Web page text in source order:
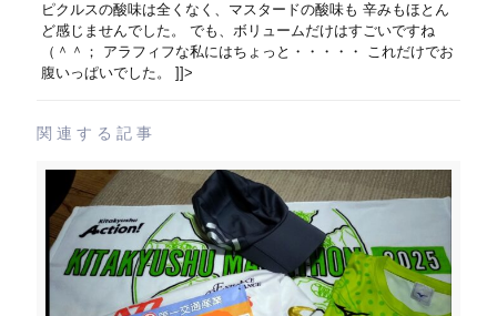
ピクルスの酸味は全くなく、マスタードの酸味も 辛みもほとん
ど感じませんでした。 でも、ボリュームだけはすごいですね
（＾＾； アラフィフな私にはちょっと・・・・・ これだけでお
腹いっぱいでした。 ]]>
関連する記事